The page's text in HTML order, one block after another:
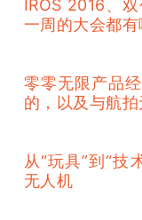
IROS 2016、
一周的大会都
零零无限产品
的，以及与航
从“玩具”到“技
无人机